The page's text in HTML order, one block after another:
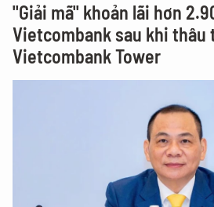
"Giải mã" khoản lãi hơn
Vietcombank sau khi thâu
Vietcombank Tower